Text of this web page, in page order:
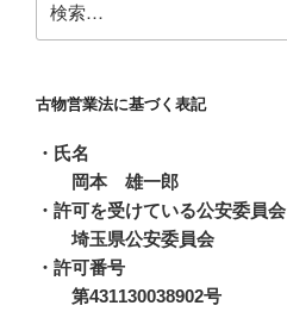
ブ
索:
古物営業法に基づく表記
・氏名
岡本 雄一郎
・許可を受けている公安委員会
埼玉県公安委員会
・許可番号
第431130038902号